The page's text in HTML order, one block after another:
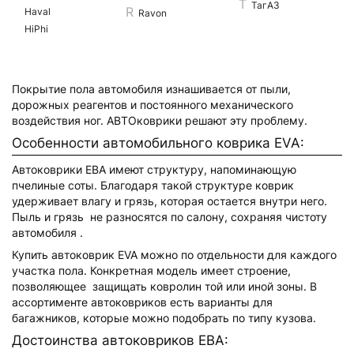
Haval
HiPhi
Ravon
ТагАЗ
Покрытие пола автомобиля изнашивается от пыли,
дорожных реагентов и постоянного механического
воздействия ног. АВТОковрики решают эту проблему.
Особенности автомобильного коврика EVA:
Автоковрики ЕВА имеют структуру, напоминающую
пчелиные соты. Благодаря такой структуре коврик
удерживает влагу и грязь, которая остается внутри него.
Пыль и грязь не разносятся по салону, сохраняя чистоту
автомобиля .
Купить автоковрик EVA можно по отдельности для каждого
участка пола. Конкретная модель имеет строение,
позволяющее защищать ковролин той или иной зоны. В
ассортименте автоковриков есть варианты для
багажников, которые можно подобрать по типу кузова.
Достоинства автоковриков ЕВА: